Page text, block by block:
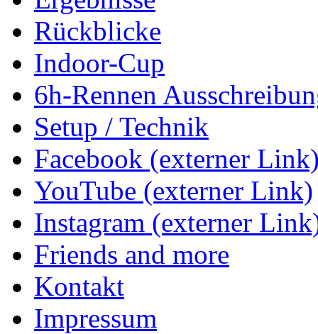
Rückblicke
Indoor-Cup
6h-Rennen
Setup / Technik
Facebook (externer
YouTube (externer Link)
Instagram (externer
Friends and more
Kontakt
Impressum